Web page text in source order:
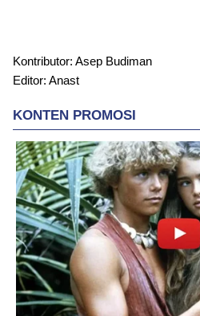
Kontributor: Asep Budiman
Editor: Anast